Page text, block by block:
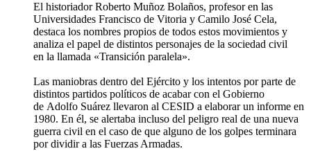
El historiador Roberto Muñoz Bolaños, profesor en las
Universidades Francisco de Vitoria y Camilo José Cela,
destaca los nombres propios de todos estos movimientos y
analiza el papel de distintos personajes de la sociedad civil
en la llamada «Transición paralela».
Las maniobras dentro del Ejército y los intentos por parte de
distintos partidos políticos de acabar con el Gobierno
de Adolfo Suárez llevaron al CESID a elaborar un informe en
1980. En él, se alertaba incluso del peligro real de una nueva
guerra civil en el caso de que alguno de los golpes terminara
por dividir a las Fuerzas Armadas.